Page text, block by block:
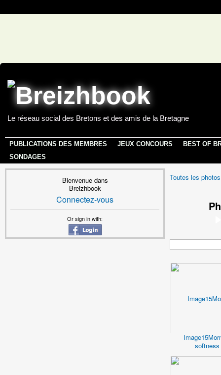
Le réseau social des Bretons et des amis de la Bretagne
PUBLICATIONS DES MEMBRES JEUX CONCOURS
BEST OF
SONDAGES
Bienvenue dans
Breizhbook
Connectez-vous
Or sign in with:
Toutes les photos
softness